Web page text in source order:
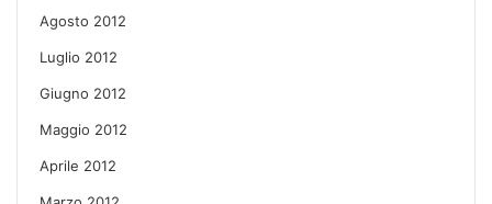
Agosto 2012
Luglio 2012
Giugno 2012
Maggio 2012
Aprile 2012